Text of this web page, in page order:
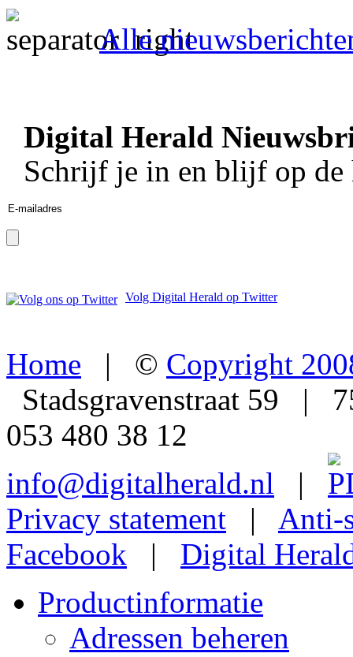
Alle
Digital Herald
Schrijf je in en blijf op de
Volg Digital Herald op Twitter
Home | © Copyright
Stadsgravenstraat 59 |
053 480 38 12
info@digitalherald.nl |
Privacy statement | Anti-
Facebook | Digital
Productinformatie
Adressen beheren